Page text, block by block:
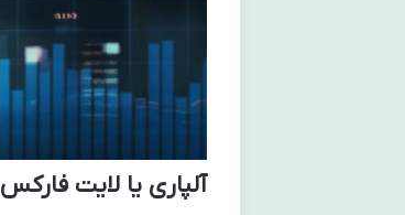
آلپاری یا لایت فارکس